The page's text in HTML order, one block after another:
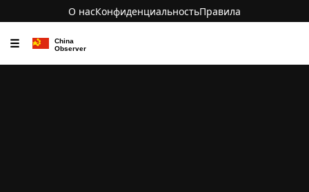
О насКонфиденциальностьПравила
☰